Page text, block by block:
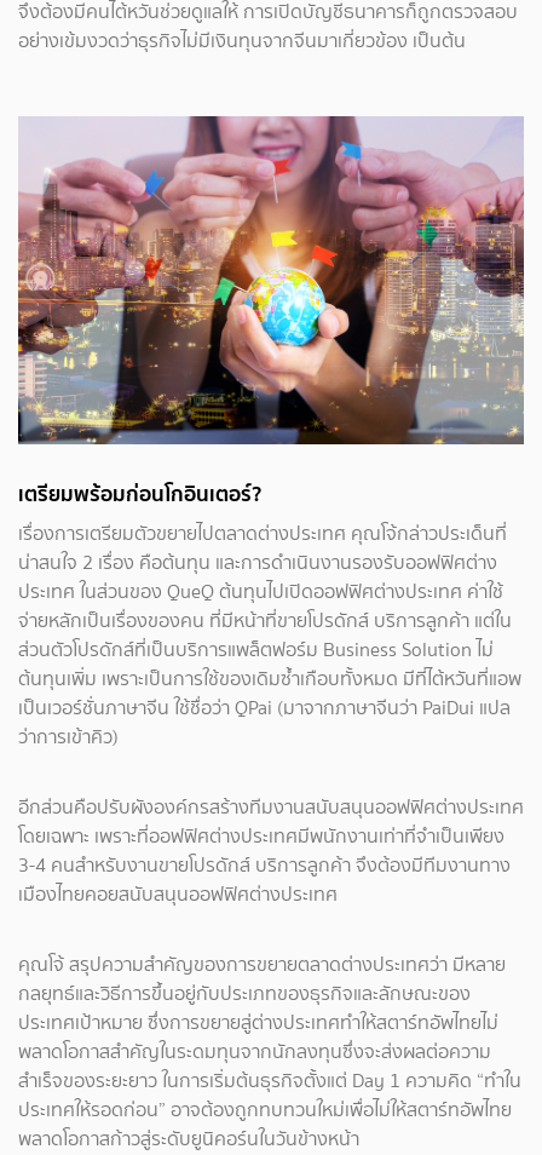
จึงต้องมีคนไต้หวันช่วยดูแลให้ การเปิดบัญชีธนาคารก็ถูกตรวจสอบ
อย่างเข้มงวดว่าธุรกิจไม่มีเงินทุนจากจีนมาเกี่ยวข้อง เป็นต้น
เตรียมพร้อมก่อนโกอินเตอร์?
เรื่องการเตรียมตัวขยายไปตลาดต่างประเทศ คุณโจ้กล่าวประเด็นที่
น่าสนใจ 2 เรื่อง คือต้นทุน และการดำเนินงานรองรับออฟฟิศต่าง
ประเทศ ในส่วนของ QueQ ต้นทุนไปเปิดออฟฟิศต่างประเทศ ค่าใช้
จ่ายหลักเป็นเรื่องของคน ที่มีหน้าที่ขายโปรดักส์ บริการลูกค้า แต่ใน
ส่วนตัวโปรดักส์ที่เป็นบริการแพล็ตฟอร์ม Business Solution ไม่
ต้นทุนเพิ่ม เพราะเป็นการใช้ของเดิมซ้ำเกือบทั้งหมด มีที่ไต้หวันที่แอพ
เป็นเวอร์ชั่นภาษาจีน ใช้ชื่อว่า QPai (มาจากภาษาจีนว่า PaiDui แปล
ว่าการเข้าคิว)
อีกส่วนคือปรับผังองค์กรสร้างทีมงานสนับสนุนออฟฟิศต่างประเทศ
โดยเฉพาะ เพราะที่ออฟฟิศต่างประเทศมีพนักงานเท่าที่จำเป็นเพียง
3-4 คนสำหรับงานขายโปรดักส์ บริการลูกค้า จึงต้องมีทีมงานทาง
เมืองไทยคอยสนับสนุนออฟฟิศต่างประเทศ
คุณโจ้ สรุปความสำคัญของการขยายตลาดต่างประเทศว่า มีหลาย
กลยุทธ์และวิธีการขึ้นอยู่กับประเภทของธุรกิจและลักษณะของ
ประเทศเป้าหมาย ซึ่งการขยายสู่ต่างประเทศทำให้สตาร์ทอัพไทยไม่
พลาดโอกาสสำคัญในระดมทุนจากนักลงทุนซึ่งจะส่งผลต่อความ
สำเร็จของระยะยาว ในการเริ่มต้นธุรกิจตั้งแต่ Day 1 ความคิด “ทำใน
ประเทศให้รอดก่อน” อาจต้องถูกทบทวนใหม่เพื่อไม่ให้สตาร์ทอัพไทย
พลาดโอกาสก้าวสู่ระดับยูนิคอร์นในวันข้างหน้า